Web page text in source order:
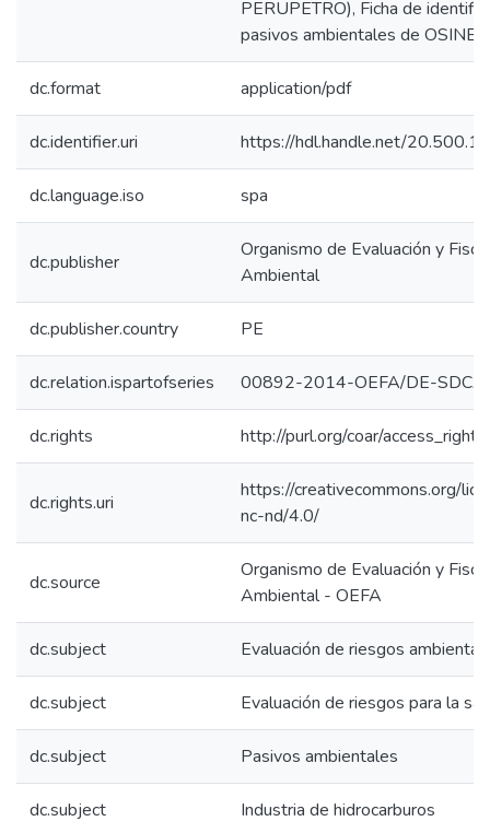
PERUPETRO), Ficha de
pasivos ambientales de
dc.format application/pdf
dc.identifier.uri https://hdl.handle.net/
dc.language.iso spa
dc.publisher
Organismo de Evaluación y
Ambiental
dc.publisher.country PE
dc.relation.ispartofseries 00892-2014-OEFA/DE-SDCA
dc.rights http://purl.org/coar/access_right/
dc.rights.uri
https://creativecommons.org/
nc-nd/4.0/
dc.source
Organismo de Evaluación y
Ambiental - OEFA
dc.subject Evaluación de riesgos
dc.subject Evaluación de riesgos para la
dc.subject Pasivos ambientales
dc.subject Industria de hidrocarburos